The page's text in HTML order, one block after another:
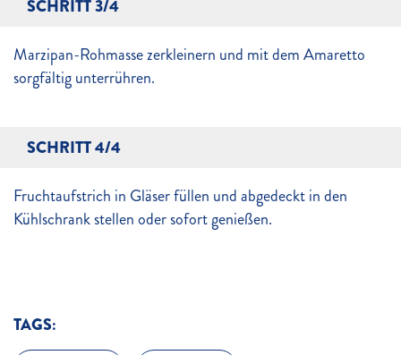
SCHRITT 3/4
Marzipan-Rohmasse zerkleinern und mit dem Amaretto
sorgfältig unterrühren.
SCHRITT 4/4
Fruchtaufstrich in Gläser füllen und abgedeckt in den
Kühlschrank stellen oder sofort genießen.
TAGS: